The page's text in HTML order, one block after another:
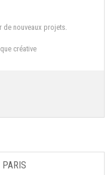
de nouveaux projets.
créative